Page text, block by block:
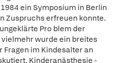
ein Symposium in Berlin
Zuspruchs erfreuen konnte.
Pro blem der
wurde ein breites
im Kindesalter an
Kinderanästhesie -